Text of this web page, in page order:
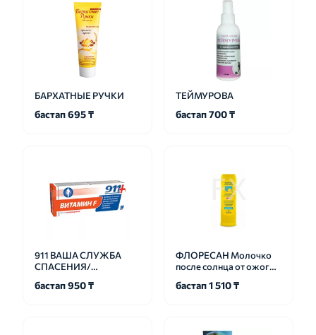
БАРХАТНЫЕ РУЧКИ
бастап 695 ₸
ТЕЙМУРОВА
бастап 700 ₸
911 ВАША СЛУЖБА
СПАСЕНИЯ/
ПОМОЩЬ
бастап 950 ₸
ФЛОРЕСАН Молочко
после солнца от ожогов
бастап 1 510 ₸